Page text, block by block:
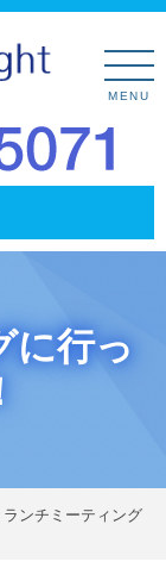
MENU
に行っ
ランチミーティング